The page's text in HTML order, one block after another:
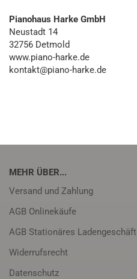
Pianohaus Harke GmbH
Neustadt 14
32756 Detmold
www.piano-harke.de
kontakt@piano-harke.de
MEHR ÜBER...
Versand und Zahlung
AGB Onlinekäufe
AGB Stationäres Ladengeschäft
Widerrufsrecht
Datenschutz